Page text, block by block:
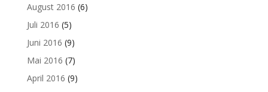
August 2016 (6)
Juli 2016 (5)
Juni 2016 (9)
Mai 2016 (7)
April 2016 (9)